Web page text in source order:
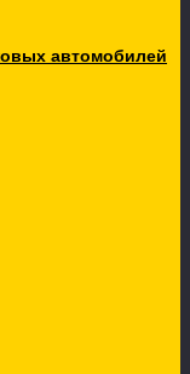
автомобилей